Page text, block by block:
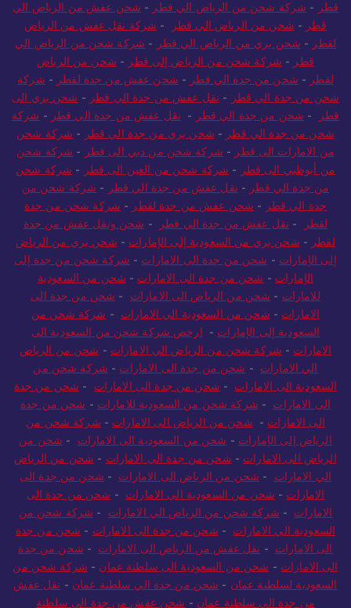
قطر - شركة شحن من الرياض الي قطر - شحن عفش من الرياض الي
قطر - شحن من الرياض الي قطر - شركة نقل عفش من الرياض
لقطر - شحن بري من الرياض الي قطر - شركة شحن من الرياض الي
قطر - شركة شحن من الرياض إلى قطر - شحن من الرياض
لقطر - شحن من جدة الي قطر - شحن عفش من جدة لقطر - شركة
شحن من جدة الي قطر - نقل عفش من جدة الي قطر - شحن بري الى
قطر
- شحن من جدة الي قطر - نقل عفش من جدة الي قطر - شركة
شحن من جدة الي قطر - شحن بري من جدة الي قطر - شركة شحن
من الامارات الى قطر - شركة شحن من دبي الى قطر - شركة شحن
من أبوظبي الى قطر - شركة شحن من العين الى قطر - شركة شحن
من جدة الي قطر - نقل عفش من جدة الي قطر - شركة شحن من
جدة الي قطر - شحن عفش من جدة لقطر - شركة شحن من جدة
لقطر
- نقل عفش من جدة الي قطر - شحن ونقل عفش من جدة
لقطر - شحن بري من السعودية إلى الإمارات - شحن بري من الرياض
إلى الإمارات - شحن من جدة الى الامارات - شركة شحن من جدة إلى
الإمارات - شحن من جدة الى الامارات - شحن من السعودية
للامارات - شحن من الرياض الى الامارات - شحن من جدة الى
الامارات - شحن من السعودية الي الامارات - شركة شحن من
السعودية إلى الإمارات - ارخص شركة شحن من السعودية الى
الامارات - شركة شحن من الرياض الي الامارات - شحن من الرياض
الي الامارات - شحن من جدة الى الامارات - شركة شحن من
السعودية الى الامارات - شحن من جدة الى الامارات - شحن من جدة
الى الامارات - شركة شحن من السعودية للامارات - شحن من جدة
الى الامارات - شحن من الرياض الى الامارات - شركة شحن من
الرياض إلى الإمارات - شحن من السعودية الى الامارات - شحن من
الرياض الى الامارات - شحن من جدة الى الامارات - شحن من الرياض
الي الامارات - شحن من الرياض الى الامارات - شحن من جدة الى
الامارات - شحن من السعودية الى الامارات - شحن من جدة الى
الامارات - شركة شحن من الرياض الي الامارات - شركة شحن من
السعودية الي الامارات - شحن من جدة الى الامارات - شحن من جدة
الى الامارات - نقل عفش من الرياض الى الامارات - شحن من جدة
الى الامارات - شحن من السعودية الى سلطنة عمان - شركة شحن من
السعودية لسلطنة عمان - شحن من جدة الي سلطنة عمان - نقل عفش
من جدة الى سلطنة عمان - شحن عفش من جدة الى سلطنة